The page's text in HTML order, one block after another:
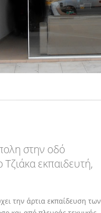
στην οδό
εκπαιδευτή,
την άρτια εκπαίδευση των